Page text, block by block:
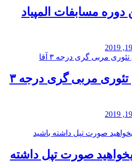
دوره مسابفات المپیاد
کلاس تئوری مربی گری درجه ۳
صورت تپل داشته